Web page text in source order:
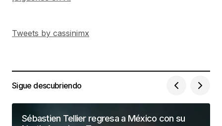
Tweets by cassinimx
Sigue descubriendo
Sébastien Tellier regresa a México con su